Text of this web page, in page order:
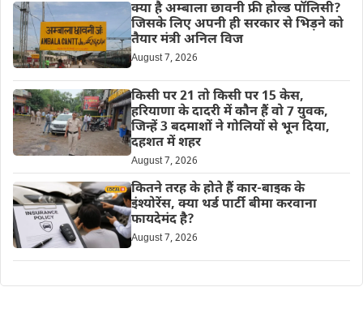
क्या है अम्बाला छावनी फ्री होल्ड पॉलिसी?
जिसके लिए अपनी ही सरकार से भिड़ने को
तैयार मंत्री अनिल विज
August 7, 2026
किसी पर 21 तो किसी पर 15 केस,
हरियाणा के दादरी में कौन हैं वो 7 युवक,
जिन्हें 3 बदमाशों ने गोलियों से भून दिया,
दहशत में शहर
August 7, 2026
कितने तरह के होते हैं कार-बाइक के
इंश्योरेंस, क्या थर्ड पार्टी बीमा करवाना
फायदेमंद है?
August 7, 2026